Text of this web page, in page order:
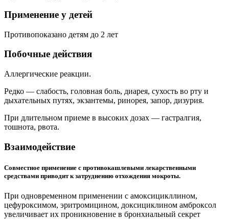
Применение у детей
Противопоказано детям до 2 лет
Побочные действия
Аллергические реакции.
Редко — слабость, головная боль, диарея, сухость во рту и
дыхательных путях, экзантемы, ринорея, запор, дизурия.
При длительном приеме в высоких дозах — гастралгия,
тошнота, рвота.
Взаимодействие
Совместное применение с противокашлевыми лекарственными
средствами приводит к затруднению отхождения мокроты.
При одновременном применении с амоксицикллином,
цефуроксимом, эритромицином, доксициклином амброксол
увеличивает их проникновение в бронхиальный секрет